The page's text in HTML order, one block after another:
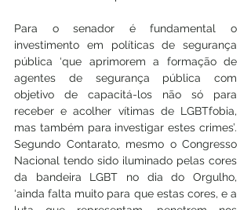
Para o senador é fundamental o
investimento em políticas de segurança
pública ‘que aprimorem a formação de
agentes de segurança pública com
objetivo de capacitá-los não só para
receber e acolher vítimas de LGBTfobia,
mas também para investigar estes crimes’.
Segundo Contarato, mesmo o Congresso
Nacional tendo sido iluminado pelas cores
da bandeira LGBT no dia do Orgulho,
‘ainda falta muito para que estas cores, e a